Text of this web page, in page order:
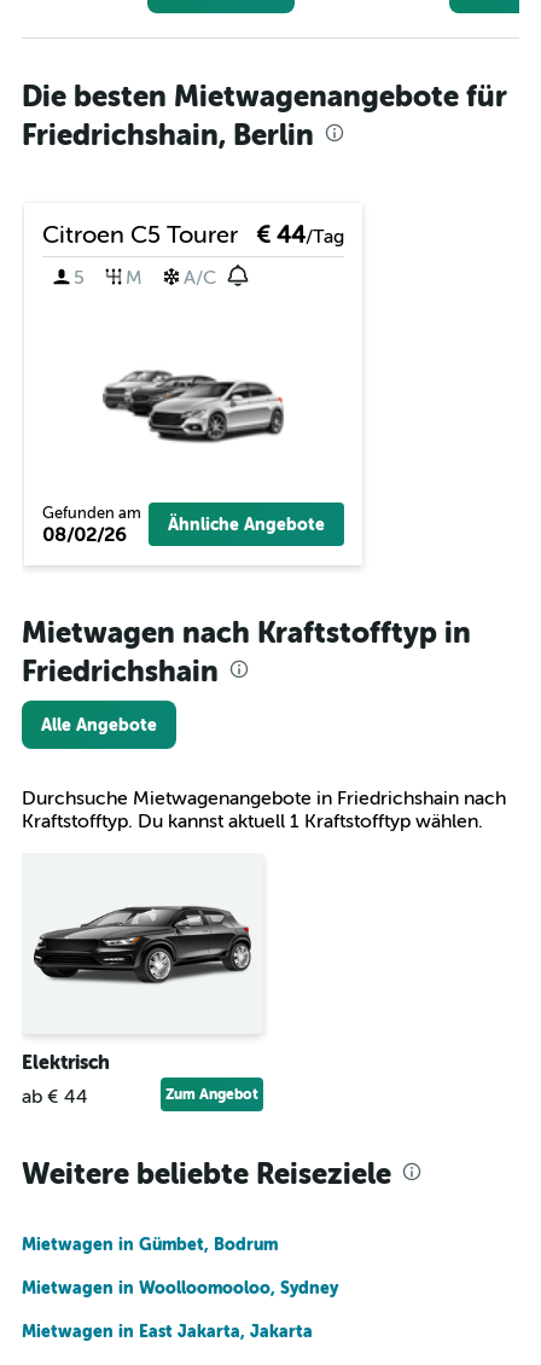
Die besten Mietwagenangebote für
Friedrichshain, Berlin
Citroen C5 Tourer € 44/Tag
5
M A/C
Gefunden am
08/02/26 Ähnliche Angebote
Mietwagen nach Kraftstofftyp in
Friedrichshain
Alle Angebote
Durchsuche Mietwagenangebote in Friedrichshain nach
Kraftstofftyp. Du kannst aktuell 1 Kraftstofftyp wählen.
Elektrisch
ab € 44 Zum Angebot
Weitere beliebte Reiseziele
Mietwagen in Gümbet, Bodrum
Mietwagen in Woolloomooloo, Sydney
Mietwagen in East Jakarta, Jakarta